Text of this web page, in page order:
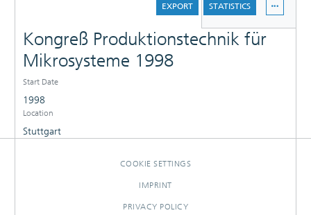
EXPORT
STATISTICS
Kongreß Produktionstechnik für
Mikrosysteme 1998
Start Date
1998
Location
Stuttgart
COOKIE SETTINGS
IMPRINT
PRIVACY POLICY